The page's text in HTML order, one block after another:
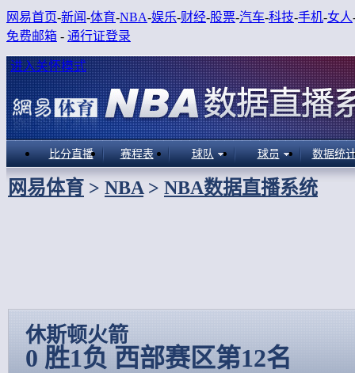
网易首页-新闻-体育-NBA-娱乐-财经-股票-汽车-科技-手机-女人
免费邮箱 - 通行证登录
进入关怀模式
比分直播 赛程表 球队 球员 数据统
网易体育 > NBA > NBA数据直播系统
休斯顿火箭
0 胜1负 西部赛区第12名